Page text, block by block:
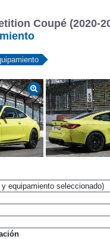
Coupé (2020-
equipamiento seleccionado)